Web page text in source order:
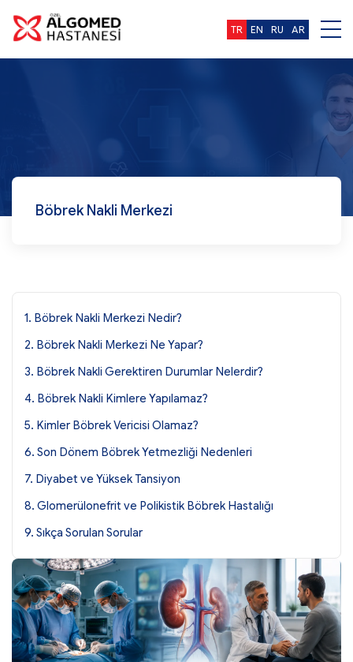
TR EN RU AR
Böbrek Nakli Merkezi
1. Böbrek Nakli Merkezi Nedir?
2. Böbrek Nakli Merkezi Ne Yapar?
3. Böbrek Nakli Gerektiren Durumlar Nelerdir?
4. Böbrek Nakli Kimlere Yapılamaz?
5. Kimler Böbrek Vericisi Olamaz?
6. Son Dönem Böbrek Yetmezliği Nedenleri
7. Diyabet ve Yüksek Tansiyon
8. Glomerülonefrit ve Polikistik Böbrek Hastalığı
9. Sıkça Sorulan Sorular